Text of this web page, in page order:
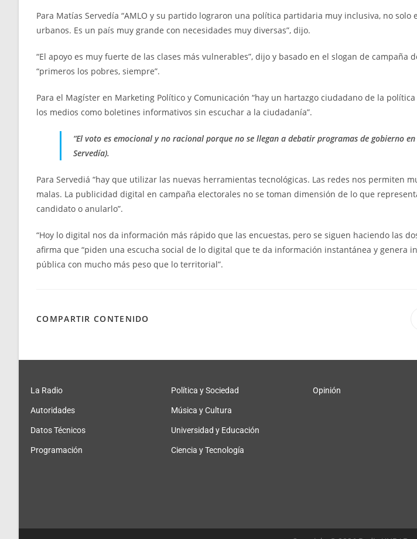
Para Matías Servedía “AMLO y su partido lograron una política partidaria muy inclusiva, no solo
urbanos. Es un país muy grande con necesidades muy diversas”, dijo.
“El apoyo es muy fuerte de las clases más vulnerables”, dijo y basado en el slogan de campaña
“primeros los pobres, siempre”.
Para el Magíster en Marketing Político y Comunicación “hay un hartazgo ciudadano de la política
los medios como boletines informativos sin escuchar a la ciudadanía”.
“El voto es emocional y no racional porque no se llegan a debatir programas de gobierno
Servedía).
Para Servediá “hay que utilizar las nuevas herramientas tecnológicas. Las redes nos permiten
malas. La publicidad digital en campaña electorales no se toman dimensión de lo que
candidato o anularlo”.
“Hoy lo digital nos da información más rápido que las encuestas, pero se siguen haciendo las
afirma que “piden una escucha social de lo digital que te da información instantánea y genera
pública con mucho más peso que lo territorial”.
COMPARTIR CONTENIDO
La Radio
Autoridades
Datos Técnicos
Programación
Política y Sociedad
Música y Cultura
Universidad y Educación
Ciencia y Tecnología
Opinión